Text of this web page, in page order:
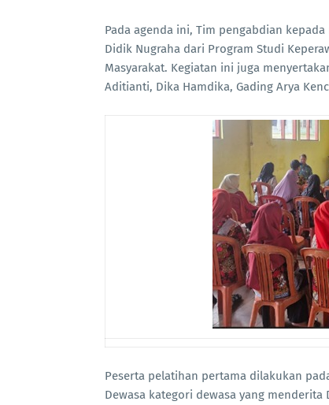
Pada agenda ini, Tim pengabdian
Didik Nugraha dari Program Studi
Masyarakat. Kegiatan ini juga
Aditianti, Dika Hamdika, Gading Arya
Peserta pelatihan pertama dilakukan
Dewasa kategori dewasa yang menderita